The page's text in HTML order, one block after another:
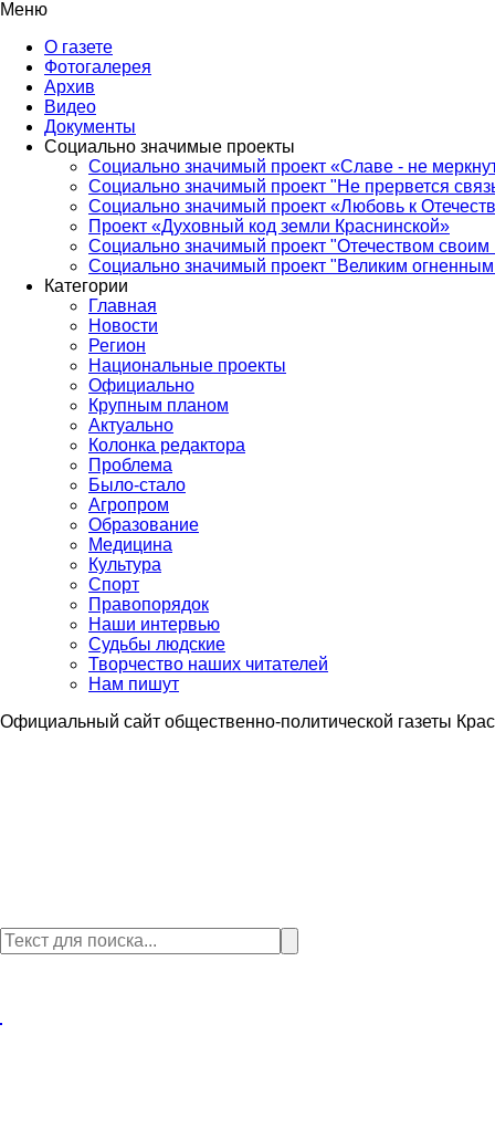
Меню
О газете
Фотогалерея
Архив
Видео
Документы
Социально значимые проекты
Социально значимый проект «Славе - не
Социально значимый проект "Не прервется
Социально значимый проект «Любовь к
Проект «Духовный код земли Краснинской»
Социально значимый проект "Отечеством своим
Социально значимый проект "Великим
Категории
Главная
Новости
Регион
Национальные проекты
Официально
Крупным планом
Актуально
Колонка редактора
Проблема
Было-стало
Агропром
Образование
Медицина
Культура
Спорт
Правопорядок
Наши интервью
Судьбы людские
Творчество наших читателей
Нам пишут
Официальный сайт общественно-политической газеты